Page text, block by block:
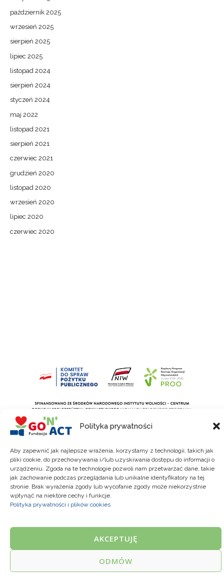
Polityka prywatności
Aby zapewnić jak najlepsze wrażenia, korzystamy z technologii, takich jak
pliki cookie, do przechowywania i/lub uzyskiwania dostępu do informacji o
urządzeniu. Zgoda na te technologie pozwoli nam przetwarzać dane, takie
jak zachowanie podczas przeglądania lub unikalne identyfikatory na tej
stronie. Brak wyrażenia zgody lub wycofanie zgody może niekorzystnie
wpłynąć na niektóre cechy i funkcje.
Polityka prywatności i plików cookies
AKCEPTUJĘ
ODMÓW
październik 2025
wrzesień 2025
sierpień 2025
lipiec 2025
listopad 2024
sierpień 2024
styczeń 2024
maj 2022
listopad 2021
sierpień 2021
czerwiec 2021
grudzień 2020
listopad 2020
wrzesień 2020
lipiec 2020
czerwiec 2020
Copyright © 2026 Fundacja Go'n'act
1